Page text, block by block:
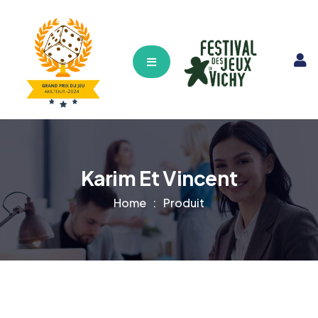
Hamburger Toggle Menu
Karim Et Vincent
Home Produit